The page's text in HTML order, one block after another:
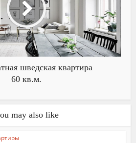
шведская квартира
60 кв.м.
may also like